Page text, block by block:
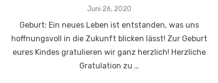
Veröffentlicht
Juni 26, 2020
Geburt: Ein neues Leben ist entstanden, was uns
hoffnungsvoll in die Zukunft blicken lässt! Zur Geburt
eures Kindes gratulieren wir ganz herzlich! Herzliche
Gratulation zu …